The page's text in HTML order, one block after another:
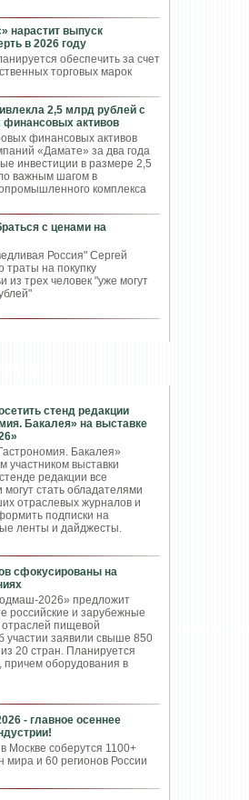
нарастит выпуск
в 2026 году
обеспечить за счет
торговых марок
2,5 млрд рублей с
активов
финансовых активов
«Дамате» за два года
инвестиции в размере 2,5
важным шагом в
комплекса
с ценами на
Россия" Сергей
траты на покупку
из трех человек "уже могут
стенд редакции
Бакалея» на выставке
Бакалея»
участником выставки
редакции все
могут стать обладателями
отраслевых журналов и
подписки на
ленты и дайджесты.
сфокусированы на
2026» предложит
российские и зарубежные
отраслей пищевой
заявили свыше 850
20 стран. Планируется
причем оборудования в
- главное осеннее
Москве соберутся 1100+
мира и 60 регионов России